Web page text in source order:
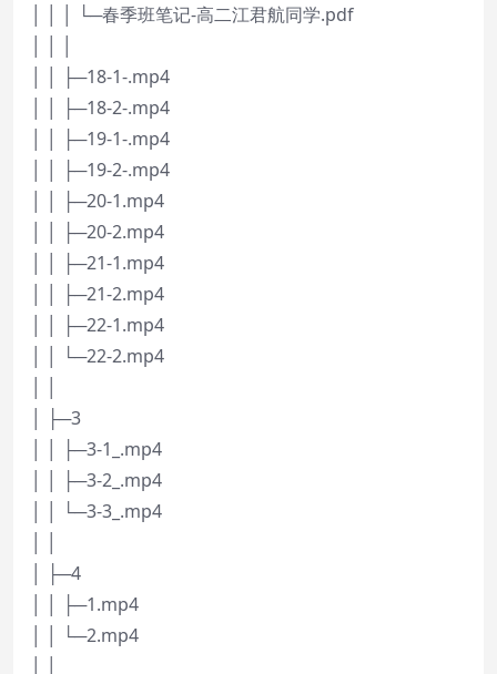
│ │ │ └─春季班笔记-高二江君航同学.pdf
│ │ ├─18-1-.mp4
│ │ ├─18-2-.mp4
│ │ ├─19-1-.mp4
│ │ ├─19-2-.mp4
│ │ ├─20-1.mp4
│ │ ├─20-2.mp4
│ │ ├─21-1.mp4
│ │ ├─21-2.mp4
│ │ ├─22-1.mp4
│ │ └─22-2.mp4
│ ├─3
│ │ ├─3-1_.mp4
│ │ ├─3-2_.mp4
│ │ └─3-3_.mp4
│ ├─4
│ │ ├─1.mp4
│ │ └─2.mp4